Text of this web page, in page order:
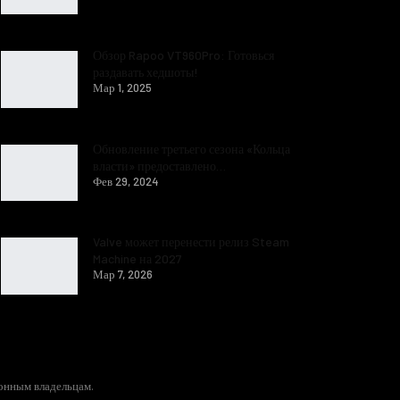
Мар 1, 2025
Фев 29, 2024
Мар 7, 2026
владельцам.